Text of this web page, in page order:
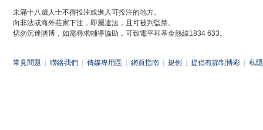
未滿十八歲人士不得投注或進入可投注的地方。
向非法或海外莊家下注，即屬違法，且可被判監禁。
切勿沉迷賭博，如需尋求輔導協助，可致電平和基金熱線1834 633。
常見問題 聯絡我們 傳媒專用區 網頁指南 規例 提倡有節制博彩 私